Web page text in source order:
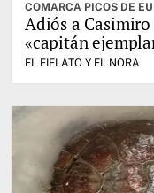
COMARCA PICOS DE
Adiós a Casimiro
«capitán
EL FIELATO Y EL NORA